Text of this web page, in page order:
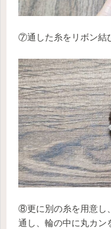
⑦通した糸をリボン結
⑧更に別の糸を用意し
通し、輪の中に丸カン